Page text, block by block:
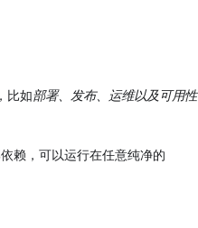
比如部署、发布、运维以及可用性
赖，可以运行在任意纯净的